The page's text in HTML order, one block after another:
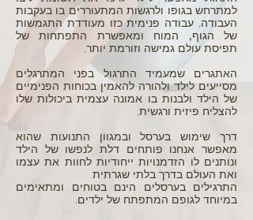
למתרחש בגופו ולרגשות המתעוררים בו בעקבות
העבודה. עבודה פנימית כזו מעודדת התגמשות
של הגוף, המוח ומאפשרת התפתחות של
תפיסת עולם גמישה וזורמת יותר.
האתגרים שמעמיד התרגול בפני המתרגלים
מסייעים לילד ולהורה להאמין בכוחות הפנימיים
של הילד ולבנות בו אמונה עצמית ביכולות שלו
להצליח פיזית ורגשית.
דרך שימוש בערסל ובמגוון התנועות שהוא
מאפשר אנחנו פותחים דלת לנפשו של הילד
ונותנים לו הזדמנויות ייחודיות לחוות את עצמו
ואת העולם בדרך בלתי שגרתית
התרגילים בערסלים הינם בטוחים ומתאימים
במיוחד לגופם המתפתח של ילדים.